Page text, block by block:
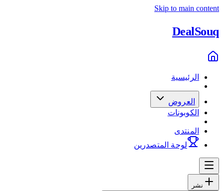
Skip to main content
DealSouq
الرئيسية
العروض
الكوبونات
المنتدى
لوحة المتصدرين
نشر